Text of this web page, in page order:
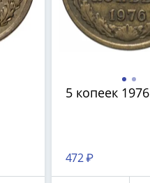
5 копеек 1976
472 ₽